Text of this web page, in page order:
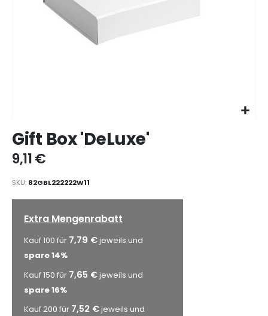
Anfang
der
Bildgalerie
Gift Box 'DeLuxe'
9,11 €
SKU 82GBL222222W11
Extra Mengenrabatt
Kauf 100 für 7,79 €jeweils und
spare14%
Kauf 150 für 7,65 €jeweils und
spare16%
Kauf 200 für 7,52 €jeweils und